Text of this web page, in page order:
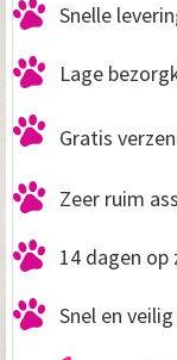
Snelle
Lage
Gratis
Zeer ruim
14 dagen op
Snel en